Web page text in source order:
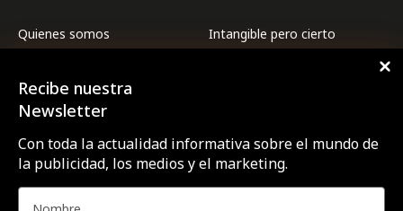
Recibe nuestra
Newsletter
Con toda la actualidad informativa sobre el mundo de
la publicidad, los medios y el marketing.
Quienes somos
Revista CTRL
Suscríbete
Contacto
Agencias
Área de expertos
Intangible pero cierto
Marcas y ESG
Medios
Opinión